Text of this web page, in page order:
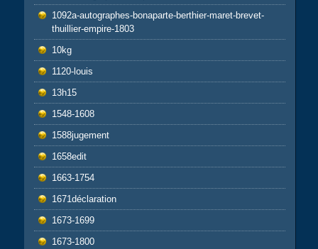
1092a-autographes-bonaparte-berthier-maret-brevet-
thuillier-empire-1803
10kg
1120-louis
13h15
1548-1608
1588jugement
1658edit
1663-1754
1671déclaration
1673-1699
1673-1800